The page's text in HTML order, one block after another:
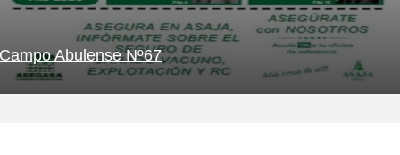
Campo Abulense Nº67